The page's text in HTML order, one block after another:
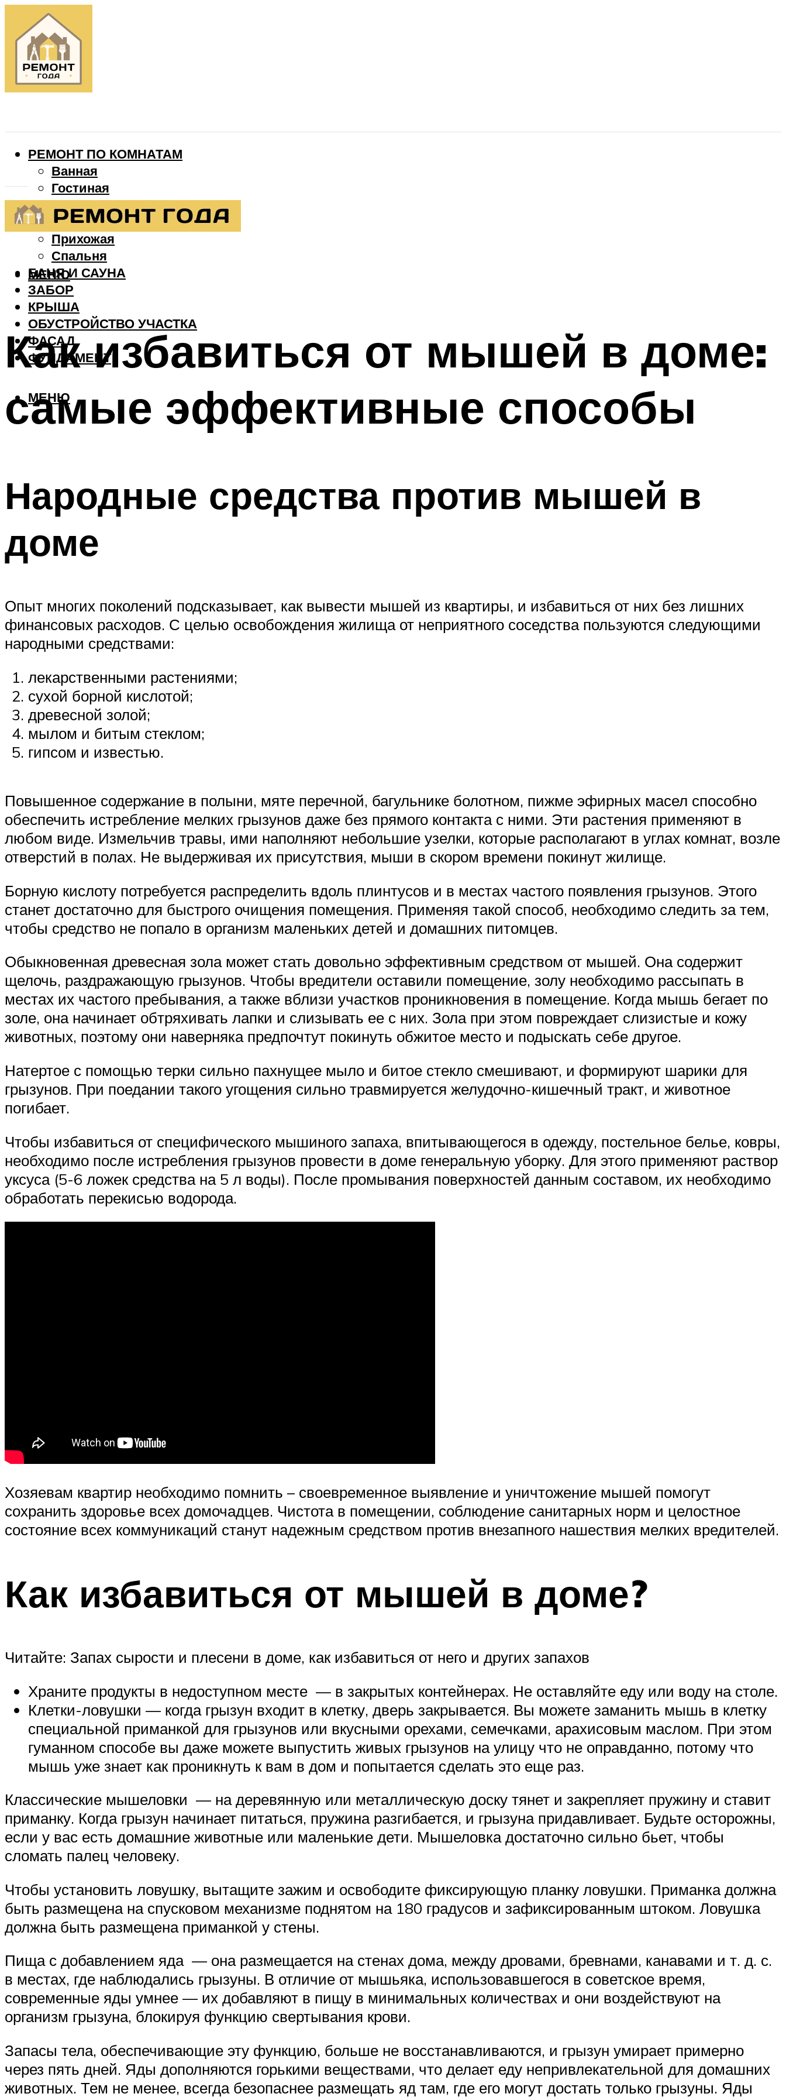
РЕМОНТ ПО КОМНАТАМ
Ванная
Гостиная
Детская
Кухня
Прихожая
Спальня
БАНЯ И САУНА
ЗАБОР
КРЫША
ОБУСТРОЙСТВО УЧАСТКА
ФАСАД
ФУНДАМЕНТ
МЕНЮ
МЕНЮ
Как избавиться от мышей в доме:
самые эффективные способы
Народные средства против мышей в
доме
Опыт многих поколений подсказывает, как вывести мышей из квартиры, и избавиться от них без лишних
финансовых расходов. С целью освобождения жилища от неприятного соседства пользуются следующими
народными средствами:
лекарственными растениями;
сухой борной кислотой;
древесной золой;
мылом и битым стеклом;
гипсом и известью.
Повышенное содержание в полыни, мяте перечной, багульнике болотном, пижме эфирных масел способно
обеспечить истребление мелких грызунов даже без прямого контакта с ними. Эти растения применяют в
любом виде. Измельчив травы, ими наполняют небольшие узелки, которые располагают в углах комнат, возле
отверстий в полах. Не выдерживая их присутствия, мыши в скором времени покинут жилище.
Борную кислоту потребуется распределить вдоль плинтусов и в местах частого появления грызунов. Этого
станет достаточно для быстрого очищения помещения. Применяя такой способ, необходимо следить за тем,
чтобы средство не попало в организм маленьких детей и домашних питомцев.
Обыкновенная древесная зола может стать довольно эффективным средством от мышей. Она содержит
щелочь, раздражающую грызунов. Чтобы вредители оставили помещение, золу необходимо рассыпать в
местах их частого пребывания, а также вблизи участков проникновения в помещение. Когда мышь бегает по
золе, она начинает обтряхивать лапки и слизывать ее с них. Зола при этом повреждает слизистые и кожу
животных, поэтому они наверняка предпочтут покинуть обжитое место и подыскать себе другое.
Натертое с помощью терки сильно пахнущее мыло и битое стекло смешивают, и формируют шарики для
грызунов. При поедании такого угощения сильно травмируется желудочно-кишечный тракт, и животное
погибает.
Чтобы избавиться от специфического мышиного запаха, впитывающегося в одежду, постельное белье, ковры,
необходимо после истребления грызунов провести в доме генеральную уборку. Для этого применяют раствор
уксуса (5-6 ложек средства на 5 л воды). После промывания поверхностей данным составом, их необходимо
обработать перекисью водорода.
Хозяевам квартир необходимо помнить – своевременное выявление и уничтожение мышей помогут
сохранить здоровье всех домочадцев. Чистота в помещении, соблюдение санитарных норм и целостное
состояние всех коммуникаций станут надежным средством против внезапного нашествия мелких вредителей.
Как избавиться от мышей в доме?
Читайте: Запах сырости и плесени в доме, как избавиться от него и других запахов
Храните продукты в недоступном месте — в закрытых контейнерах. Не оставляйте еду или воду на столе.
Клетки-ловушки — когда грызун входит в клетку, дверь закрывается. Вы можете заманить мышь в клетку
специальной приманкой для грызунов или вкусными орехами, семечками, арахисовым маслом. При этом
гуманном способе вы даже можете выпустить живых грызунов на улицу что не оправданно, потому что
мышь уже знает как проникнуть к вам в дом и попытается сделать это еще раз.
Классические мышеловки — на деревянную или металлическую доску тянет и закрепляет пружину и ставит
приманку. Когда грызун начинает питаться, пружина разгибается, и грызуна придавливает. Будьте осторожны,
если у вас есть домашние животные или маленькие дети. Мышеловка достаточно сильно бьет, чтобы
сломать палец человеку.
Чтобы установить ловушку, вытащите зажим и освободите фиксирующую планку ловушки. Приманка должна
быть размещена на спусковом механизме поднятом на 180 градусов и зафиксированным штоком. Ловушка
должна быть размещена приманкой у стены.
Пища с добавлением яда — она ​​размещается на стенах дома, между дровами, бревнами, канавами и т. д. с.
в местах, где наблюдались грызуны. В отличие от мышьяка, использовавшегося в советское время,
современные яды умнее — их добавляют в пищу в минимальных количествах и они воздействуют на
организм грызуна, блокируя функцию свертывания крови.
Запасы тела, обеспечивающие эту функцию, больше не восстанавливаются, и грызун умирает примерно
через пять дней. Яды дополняются горькими веществами, что делает еду непривлекательной для домашних
животных. Тем не менее, всегда безопаснее размещать яд там, где его могут достать только грызуны. Яды